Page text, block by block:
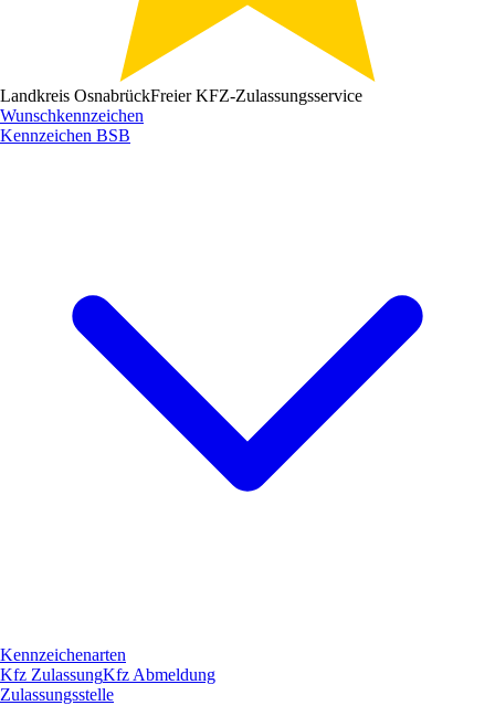
Landkreis OsnabrückFreier KFZ-Zulassungsservice
Wunschkennzeichen
Kennzeichen BSB
Kennzeichenarten
Kfz ZulassungKfz Abmeldung
Zulassungsstelle